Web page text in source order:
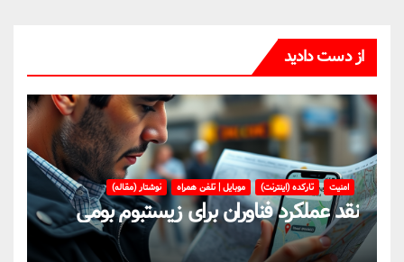
از دست دادید
امنیت تارکده (اینترنت) موبایل | تلفن همراه نوشتار (مقاله)
نقد عملکرد فناوران برای زیستبوم بومی